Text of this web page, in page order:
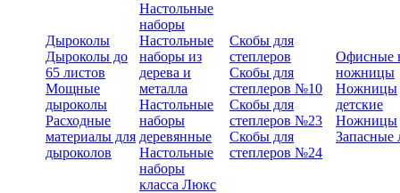
Дыроколы
Дыроколы до
65 листов
Мощные
дыроколы
Расходные
материалы для
дыроколов
Настольные
наборы
Настольные
наборы из
дерева и
металла
Настольные
наборы
деревянные
Настольные
наборы
класса Люкс
Скобы для
степлеров
Скобы для
степлеров №10
Скобы для
степлеров №23
Скобы для
степлеров №24
Офисные
ножницы
Ножницы
детские
Ножницы
Запасные